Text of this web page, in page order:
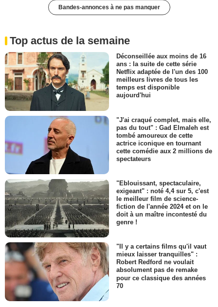
Bandes-annonces à ne pas manquer
Top actus de la semaine
Déconseillée aux moins de 16
ans : la suite de cette série
Netflix adaptée de l'un des 100
meilleurs livres de tous les
temps est disponible
aujourd'hui
"J'ai craqué complet, mais elle,
pas du tout" : Gad Elmaleh est
tombé amoureux de cette
actrice iconique en tournant
cette comédie aux 2 millions de
spectateurs
"Eblouissant, spectaculaire,
exigeant" : noté 4,4 sur 5, c'est
le meilleur film de science-
fiction de l'année 2024 et on le
doit à un maître incontesté du
genre !
"Il y a certains films qu'il vaut
mieux laisser tranquilles" :
Robert Redford ne voulait
absolument pas de remake
pour ce classique des années
70